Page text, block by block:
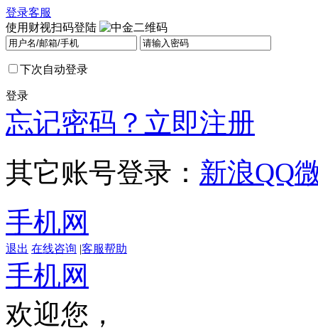
登录客服
使用财视扫码登陆
下次自动登录
登录
忘记密码？ 立即注册
其它账号登录： 新浪QQ
手机网
退出 在线咨询 |客服帮助
手机网
欢迎您，